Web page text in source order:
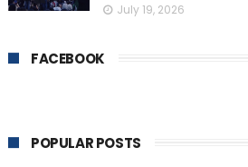
July 19, 2026
FACEBOOK
POPULAR POSTS